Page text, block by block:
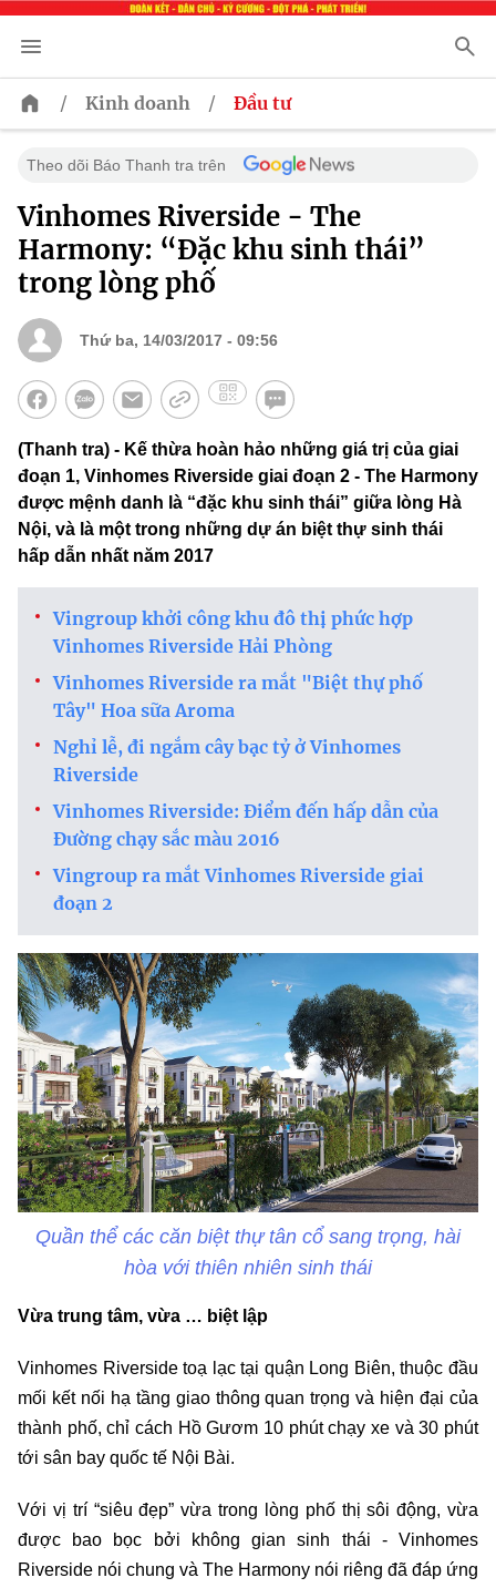
/ Kinh doanh / Đầu tư
Theo dõi Báo Thanh tra trên
Vinhomes Riverside - The
Harmony: “Đặc khu sinh thái”
trong lòng phố
Thứ ba, 14/03/2017 - 09:56
(Thanh tra) - Kế thừa hoàn hảo những giá trị của giai
đoạn 1, Vinhomes Riverside giai đoạn 2 - The Harmony
được mệnh danh là “đặc khu sinh thái” giữa lòng Hà
Nội, và là một trong những dự án biệt thự sinh thái
hấp dẫn nhất năm 2017
Vingroup khởi công khu đô thị phức hợp
Vinhomes Riverside Hải Phòng
Vinhomes Riverside ra mắt "Biệt thự phố
Tây" Hoa sữa Aroma
Nghỉ lễ, đi ngắm cây bạc tỷ ở Vinhomes
Riverside
Vinhomes Riverside: Điểm đến hấp dẫn của
Đường chạy sắc màu 2016
Vingroup ra mắt Vinhomes Riverside giai
đoạn 2
Quần thể các căn biệt thự tân cổ sang trọng, hài
hòa với thiên nhiên sinh thái
Vừa trung tâm, vừa … biệt lập
Vinhomes Riverside toạ lạc tại quận Long Biên, thuộc đầu
mối kết nối hạ tầng giao thông quan trọng và hiện đại của
thành phố, chỉ cách Hồ Gươm 10 phút chạy xe và 30 phút
tới sân bay quốc tế Nội Bài.
Với vị trí “siêu đẹp” vừa trong lòng phố thị sôi động, vừa
được bao bọc bởi không gian sinh thái - Vinhomes
Riverside nói chung và The Harmony nói riêng đã đáp ứng